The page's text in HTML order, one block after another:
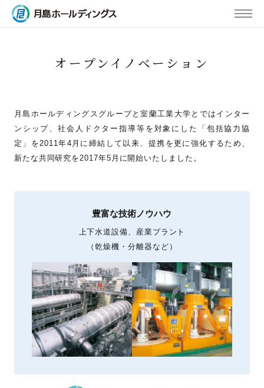
オープンイノベーション
月島ホールディングスグループと室蘭工業大学とではインター
ンシップ、社会人ドクター指導等を対象にした「包括協力協
定」を2011年4月に締結して以来、提携を更に強化するため、
新たな共同研究を2017年5月に開始いたしました。
豊富な技術ノウハウ
上下水道設備、産業プラント
（乾燥機・分離器など）